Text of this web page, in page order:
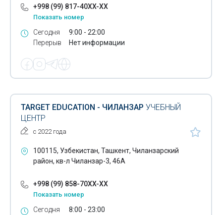
+998 (99) 817-40XX-XX
Показать номер
Сегодня
Перерыв
9:00 - 22:00
Нет информации
TARGET EDUCATION - ЧИЛАНЗАР УЧЕБНЫЙ
ЦЕНТР
с 2022 года
100115, Узбекистан, Ташкент, Чиланзарский
район, кв-л Чиланзар-3, 46А
+998 (99) 858-70XX-XX
Показать номер
Сегодня
8:00 - 23:00